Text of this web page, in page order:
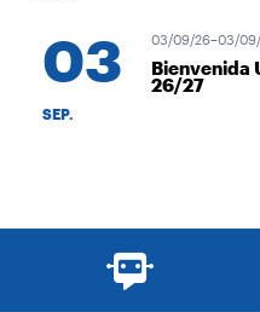
03
SEP.
03/09/26–03/09/
Bienvenida
26/27